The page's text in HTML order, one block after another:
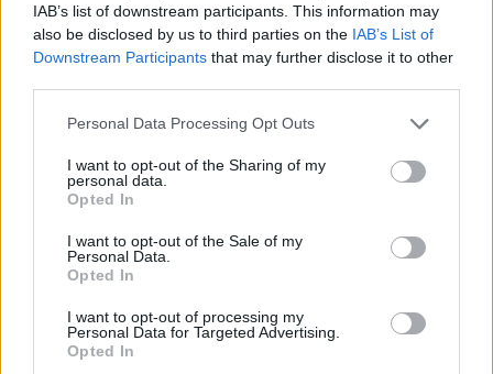
IAB’s list of downstream participants. This information may
also be disclosed by us to third parties on the IAB’s List of
Downstream Participants that may further disclose it to other
Please note that this website/app uses one or more Google
not limited to your visit or usage behaviour. You may click to
grant or deny consent to Google and its third-party tags to
use your data for below specified purposes in below Google
consent section.
Personal Data Processing Opt Outs
I want to opt-out of the Sharing of my
personal data.
Opted In
I want to opt-out of the Sale of my
Personal Data.
Opted In
I want to opt-out of processing my
Personal Data for Targeted Advertising.
Opted In
CRÓNICA
Curso de verano de la Universidad de La
Rioja finaliza con celebración
gastronómica